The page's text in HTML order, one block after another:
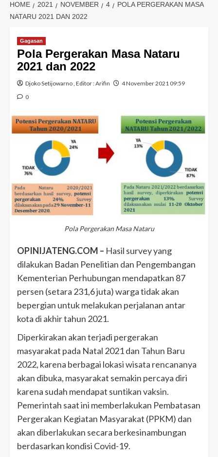
HOME 2021 NOVEMBER 4
POLA PERGERAKAN MASA
NATARU 2021 DAN 2022
Gagasan
Pola Pergerakan Masa Nataru
2021 dan 2022
Djoko Setijowarno, Editor :Arifin
4 November 2021 09:59
0
Pola Pergerakan Masa Nataru
OPINIJATENG.COM – Hasil survey yang
dilakukan Badan Penelitian dan Pengembangan
Kementerian Perhubungan mendapatkan 87
persen (setara 231,6 juta) warga tidak akan
bepergian untuk melakukan perjalanan antar
kota di akhir tahun 2021.
Diperkirakan akan terjadi pergerakan
masyarakat pada Natal 2021 dan Tahun Baru
2022, karena berbagai lokasi wisata rencananya
akan dibuka, masyarakat semakin percaya diri
karena sudah mendapat suntikan vaksin.
Pemerintah saat ini memberlakukan Pembatasan
Pergerakan Kegiatan Masyarakat (PPKM) dan
akan diberlakukan secara berkesinambungan
berdasarkan kondisi Covid-19.